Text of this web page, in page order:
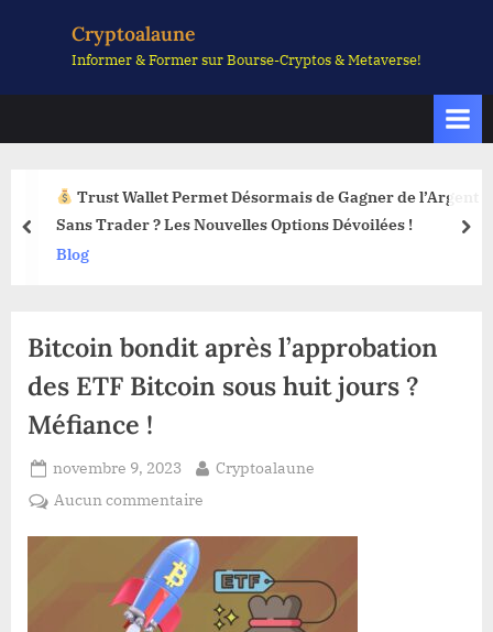
Cryptoalaune
Informer & Former sur Bourse-Cryptos & Metaverse!
Trust Wallet Permet Désormais de Gagner de l’Argent
Sans Trader ? Les Nouvelles Options Dévoilées !
Blog
prev
Bitcoin bondit après l’approbation
des ETF Bitcoin sous huit jours ?
Méfiance !
Posted
on
novembre 9, 2023 By
Cryptoalaune
Aucun commentaire
après
l’approbation
des